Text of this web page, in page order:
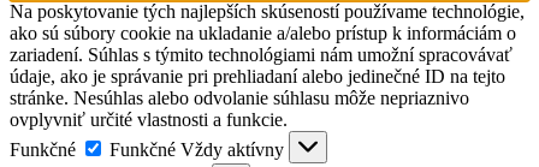
Na poskytovanie tých najlepších skúseností používame technológie,
ako sú súbory cookie na ukladanie a/alebo prístup k informáciám o
zariadení. Súhlas s týmito technológiami nám umožní spracovávať
údaje, ako je správanie pri prehliadaní alebo jedinečné ID na tejto
stránke. Nesúhlas alebo odvolanie súhlasu môže nepriaznivo
ovplyvniť určité vlastnosti a funkcie.
Funkčné
Funkčné Vždy aktívny